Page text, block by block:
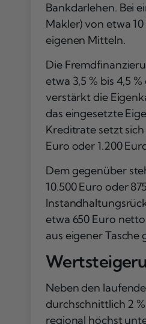
Bankdarlehen. Bei
Makler) von etwa
eigenen Mitteln.
Die
etwa 3,5 % bis 4,5
verstärkt die
das eingesetzte
Kreditrate setzt
Euro oder 1.200
Dem gegenüber
10.500 Euro oder
etwa 650 Euro
aus eigener
Neben den
durchschnittlich 2 %
regional höchst